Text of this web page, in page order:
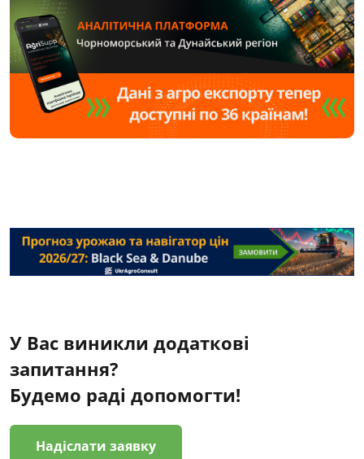
У Вас виникли додаткові
запитання?
Будемо раді допомогти!
Надіслати заявку